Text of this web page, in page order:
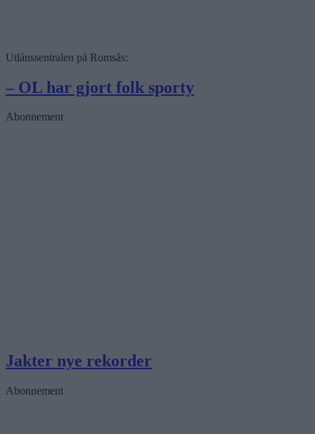
Utlånssentralen på Romsås:
– OL har gjort folk sporty
Abonnement
Jakter nye rekorder
Abonnement